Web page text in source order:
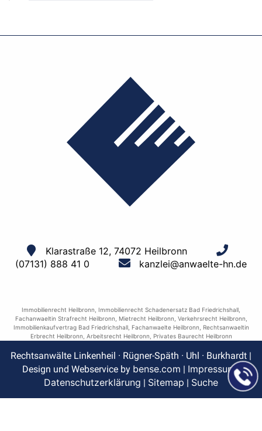
Klarastraße 12, 74072 Heilbronn
(07131) 888 41 0
kanzlei@anwaelte-hn.de
Immobilienrecht Heilbronn Immobilienrecht Schadenersatz Bad Friedrichshall
Fachanwaeltin Strafrecht Heilbronn
Mietrecht Heilbronn Verkehrsrecht Heilbronn
Immobilienkaufvertrag Bad Friedrichshall, Fachanwaelte Heilbronn
Rechtsanwaeltin
Erbrecht Heilbronn Arbeitsrecht Heilbronn Privates Baurecht Heilbronn
Rechtsanwälte Linkenheil · Rügner-Späth · Uhl · Burkhardt |
Design und Webservice by bense.com | Impressum|
Datenschutzerklärung | Sitemap | Suche